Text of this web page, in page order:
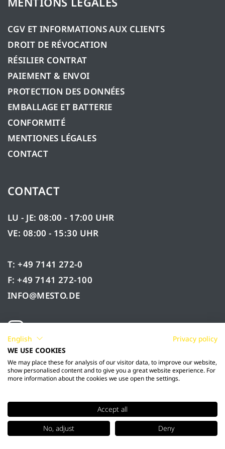
CGV ET INFORMATIONS AUX CLIENTS
DROIT DE RÉVOCATION
RÉSILIER CONTRAT
PAIEMENT & ENVOI
PROTECTION DES DONNÉES
EMBALLAGE ET BATTERIE
CONFORMITÉ
MENTIONES LÉGALES
CONTACT
CONTACT
LU - JE: 08:00 - 17:00 UHR
VE: 08:00 - 15:30 UHR
T: +49 7141 272-0
F: +49 7141 272-100
INFO@MESTO.DE
© 2026 Mesto Spritzenfabrik Ernst Stockburger
GmbH
English
Privacy policy
WE USE COOKIES
We may place these for analysis of our visitor data, to improve our website,
show personalised content and to give you a great website experience. For
more information about the cookies we use open the settings.
Accept all
No, adjust
Deny